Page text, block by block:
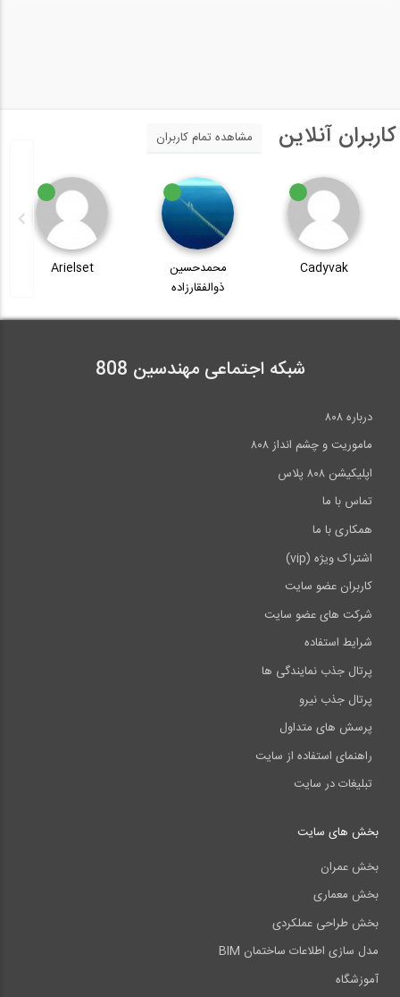
کاربران آنلاین مشاهده تمام کاربران
Cadyvak
محمدحسین
ذوالفقارزاده
Arielset
شبکه اجتماعی مهندسین 808
درباره ۸۰۸
ماموریت و چشم انداز ۸۰۸
اپلیکیشن ۸۰۸ پلاس
تماس با ما
همکاری با ما
اشتراک ویژه (vip)
کاربران عضو سایت
شرکت های عضو سایت
شرایط استفاده
پرتال جذب نمایندگی ها
پرتال جذب نیرو
پرسش های متداول
راهنمای استفاده از سایت
تبلیغات در سایت
بخش های سایت
بخش عمران
بخش معماری
بخش طراحی عملکردی
مدل سازی اطلاعات ساختمان BIM
آموزشگاه